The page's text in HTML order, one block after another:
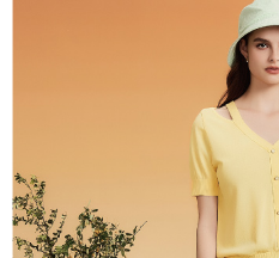
2.透過簡訊連結打開帳單後，可選擇「
帳／街口支付／iPASS MONEY」等通
1.本服務係由「台灣大哥大股份有限公
用戶於交易時，得透過本服務購買商
買賣價金債權讓與本公司後，依約使用
2.基於同意付款使用「大哥付你分期」
資料（包含姓名、電話或地址）提供予
由本公司與您本人進行分期帳單所需資
3.完整用戶服務條款，請詳閱以下連結：
１．於結帳方式選擇「AFTEE先享後
結帳頁面，進行簡訊認證並確認金額後
２．訂單成立數日內，您將收到繳費通
３．收到繳費通知簡訊後14天內，點
ATM／網路銀行／等多元方式進行付款
※ 請注意：結帳手續完成當下不需立
購買商品的店家。未經商家同意取消
※ 交易是否成功請以「AFTEE先享後
是否繳費成功／繳費後需取消欲退款等
客戶支援中心」
https://
每筆NT$120，滿NT$2,500(含以上
每筆NT$120，滿NT$2,500(含以上
每筆NT$120，滿NT$2,500(含以上
7-11取貨付款
每筆NT$120，滿NT$2,500(含以